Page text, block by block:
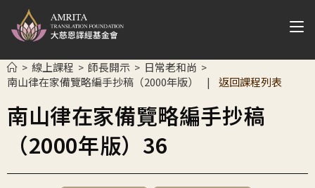
> 線上課程 > 師長開示 > 日常老和尚 >
南山律在家備覽略編手抄稿（2000年版） | 返回課程列表
南山律在家備覽略編手抄稿
（2000年版）36